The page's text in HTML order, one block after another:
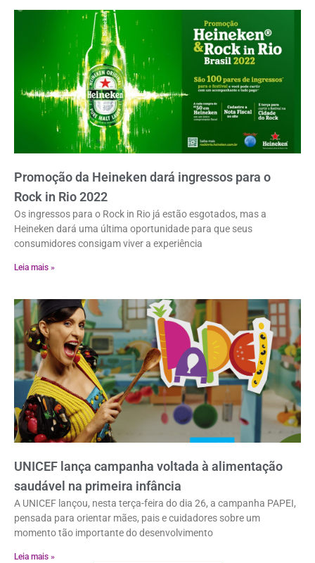
Promoção da Heineken dará ingressos para o
Rock in Rio 2022
Os ingressos para o Rock in Rio já estão esgotados, mas a
Heineken dará uma última oportunidade para que seus
consumidores consigam viver a experiência
Leia mais »
UNICEF lança campanha voltada à alimentação
saudável na primeira infância
A UNICEF lançou, nesta terça-feira do dia 26, a campanha PAPEI,
pensada para orientar mães, pais e cuidadores sobre um
momento tão importante do desenvolvimento
Leia mais »